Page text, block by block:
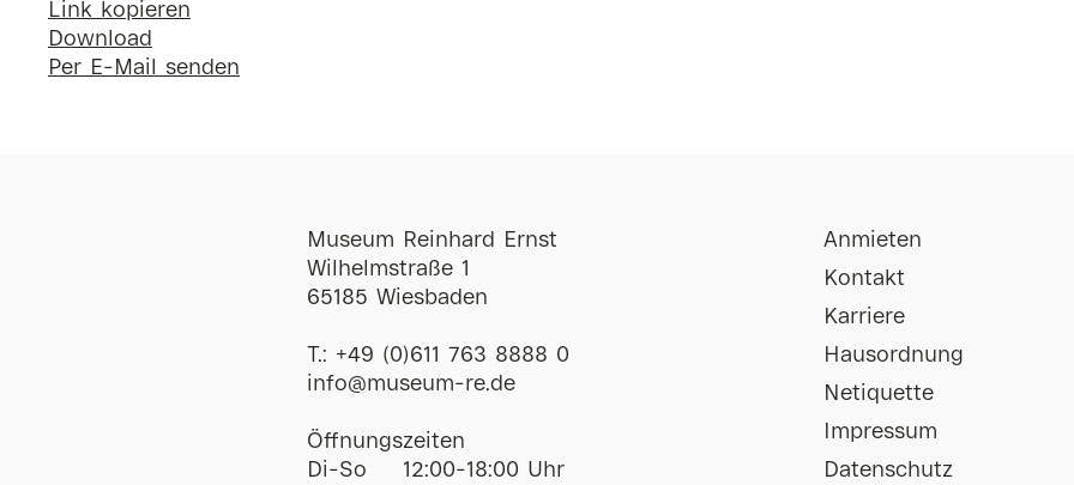
Link kopieren
Download
Per E-Mail senden
Museum Reinhard Ernst
Wilhelmstraße 1
65185 Wiesbaden
T.: +49 (0)611 763 8888 0
ofni@museum-re de
Öffnungszeiten
Di-So
12:00-18:00 Uhr
Anmieten
Kontakt
Karriere
Hausordnung
Netiquette
Impressum
Datenschutz